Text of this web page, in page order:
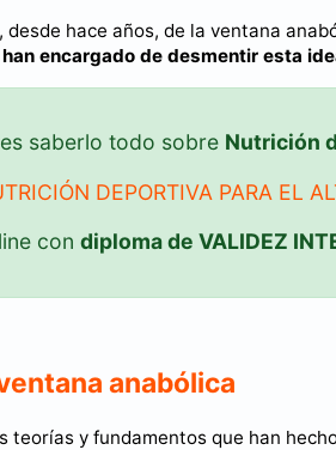
hace años, de la ventana
encargado de desmentir esta
saberlo todo sobre Nutrición
DEPORTIVA PARA EL
con diploma de VALIDEZ
anabólica
teorías y fundamentos que han